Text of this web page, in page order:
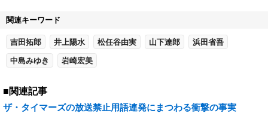
関連キーワード
吉田拓郎 井上陽水 松任谷由実 山下達郎 浜田省吾
中島みゆき 岩崎宏美
■関連記事
ザ・タイマーズの放送禁止用語連発にまつわる衝撃の事実